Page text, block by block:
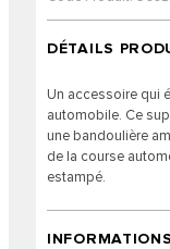
DÉTAILS
Un accessoire qui
automobile. Ce
une bandoulière
de la course
estampé.